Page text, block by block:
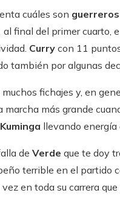
cuáles son guerreros
al final del primer
Curry con 11
también por algunas
fichajes y, en
marcha más grande
Kuminga llevando energía
de Verde que te doy
terrible en el
en toda su carrera